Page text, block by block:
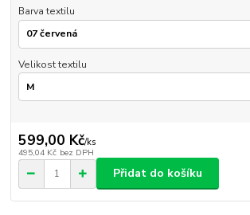
Barva textilu
Velikost textilu
599,00 Kč/ks
495,04 Kč bez DPH
Přidat do košíku